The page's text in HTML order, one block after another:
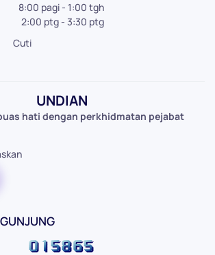
8:00 pagi - 1:00 tgh
- 3:30 ptg
Cuti
UNDIAN
hati dengan perkhidmatan pejabat